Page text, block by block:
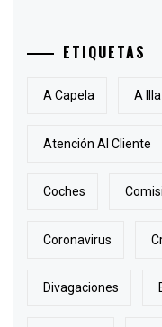
ETIQUETAS
A Capela A Illa
Atención Al Cliente
Coches
Coronavirus
Divagaciones